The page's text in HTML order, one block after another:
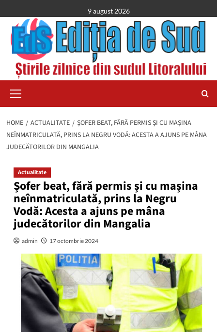
to
content
9 august 2026
Menu
HOME ACTUALITATE
ȘOFER BEAT, FĂRĂ PERMIS ȘI CU MAȘINA
NEÎNMATRICULATĂ, PRINS LA NEGRU VODĂ: ACESTA A AJUNS PE MÂNA
JUDECĂTORILOR DIN MANGALIA
Actualitate
Șofer beat, fără permis și cu mașina
neînmatriculată, prins la Negru
Vodă: Acesta a ajuns pe mâna
judecătorilor din Mangalia
admin 17 octombrie 2024